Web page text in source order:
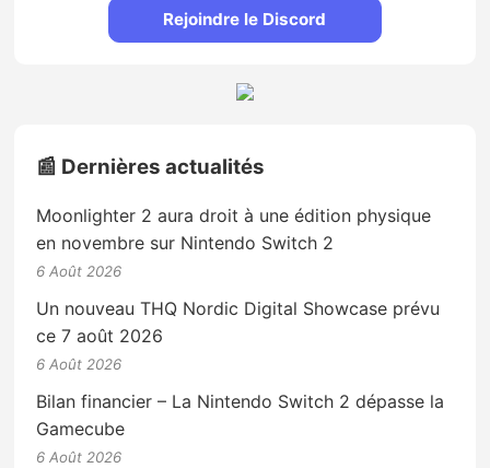
Rejoindre le Discord
📰 Dernières actualités
Moonlighter 2 aura droit à une édition physique
en novembre sur Nintendo Switch 2
6 Août 2026
Un nouveau THQ Nordic Digital Showcase prévu
ce 7 août 2026
6 Août 2026
Bilan financier – La Nintendo Switch 2 dépasse la
Gamecube
6 Août 2026